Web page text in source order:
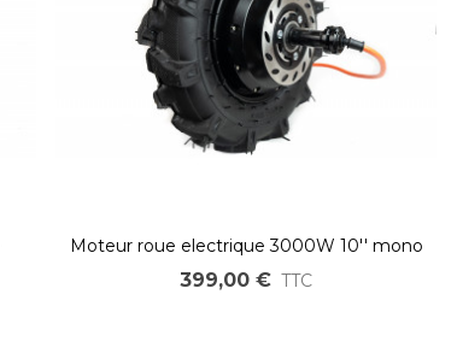
Moteur roue electrique 3000W 10'' mono
axe pour véhicules légers pneu agraire
399,00 € TTC